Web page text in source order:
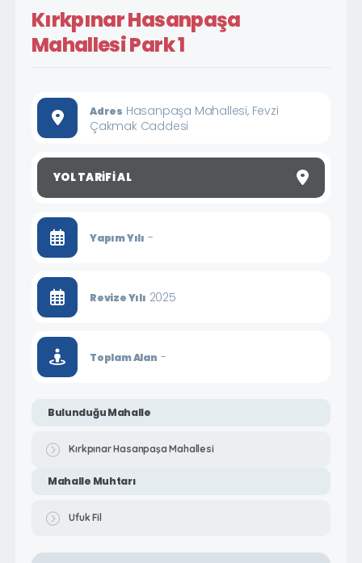
Kırkpınar Hasanpaşa
Mahallesi Park 1
Adres Hasanpaşa Mahallesi, Fevzi
Çakmak Caddesi
YOL TARIFI AL
Yapım Yılı -
Revize Yılı 2025
Toplam Alan -
Bulunduğu Mahalle
Kırkpınar Hasanpaşa Mahallesi
Mahalle Muhtarı
Ufuk Fil